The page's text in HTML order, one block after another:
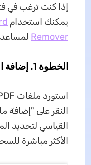
يمكنك استخدام
Remover
الخطوة 1. إضافة الملفات
النقر على "إضافة
القياسي لتحديد
الأكثر مباشرة